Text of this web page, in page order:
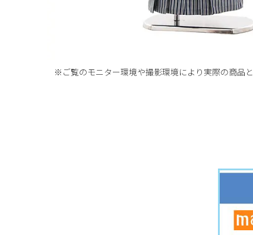
※ご覧のモニター環境や撮影環境により実際の商品と